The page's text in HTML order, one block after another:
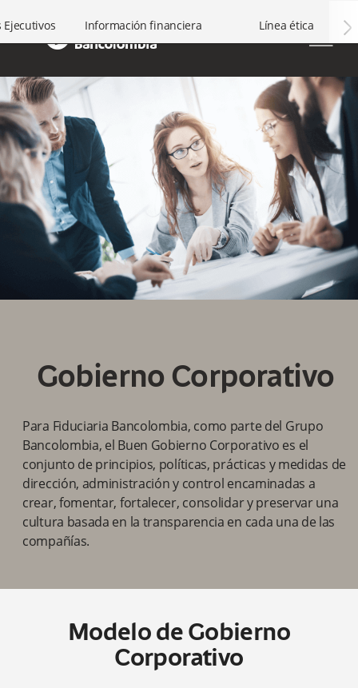
grupo-bancolombia-horizontal icon-menu
Gobierno Corporativo
Para Fiduciaria Bancolombia, como parte del Grupo
Bancolombia, el Buen Gobierno Corporativo es el
conjunto de principios, políticas, prácticas y medidas de
dirección, administración y control encaminadas a
crear, fomentar, fortalecer, consolidar y preservar una
cultura basada en la transparencia en cada una de las
compañías.
Información financiera Línea ética arrow2-right
Modelo de Gobierno
Corporativo